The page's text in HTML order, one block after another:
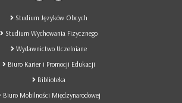
Studium Języków Obcych
Studium Wychowania Fizycznego
Wydawnictwo Uczelniane
Biuro Karier i Promocji Edukacji
Biblioteka
Biuro Mobilności Międzynarodowej